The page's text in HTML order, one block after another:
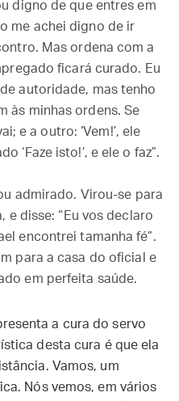
digno de que entres em
me achei digno de ir
Mas ordena com a
ficará curado. Eu
autoridade, mas tenho
às minhas ordens. Se
e a outro: ‘Vem!’, ele
‘Faze isto!’, e ele o faz”.
admirado. Virou-se para
e disse: “Eu vos declaro
encontrei tamanha fé”.
para a casa do oficial e
em perfeita saúde.
a cura do servo
desta cura é que ela
Vamos, um
Nós vemos, em vários